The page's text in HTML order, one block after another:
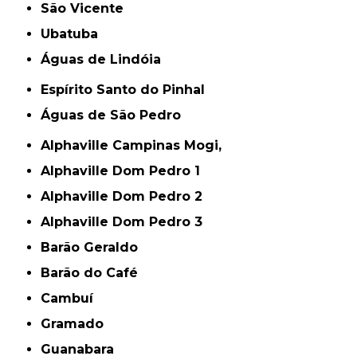
São Vicente
Ubatuba
Águas de Lindóia
Espírito Santo do Pinhal
Águas de São Pedro
Alphaville Campinas Mogi,
Alphaville Dom Pedro 1
Alphaville Dom Pedro 2
Alphaville Dom Pedro 3
Barão Geraldo
Barão do Café
Cambuí
Gramado
Guanabara